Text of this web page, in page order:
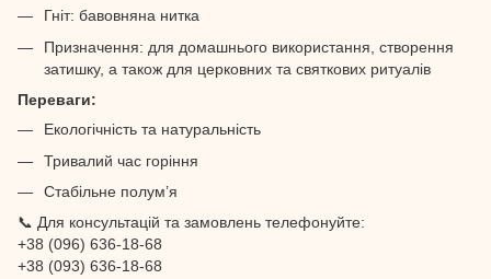
Гніт: бавовняна нитка
Призначення: для домашнього використання, створення
затишку, а також для церковних та святкових ритуалів
Переваги:
Екологічність та натуральність
Тривалий час горіння
Стабільне полум’я
📞 Для консультацій та замовлень телефонуйте:
+38 (096) 636-18-68
+38 (093) 636-18-68